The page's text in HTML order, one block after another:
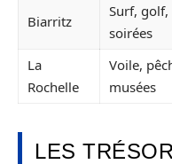
Biarritz
Surf, golf,
soirées
La
Rochelle
Voile,
musées
LES